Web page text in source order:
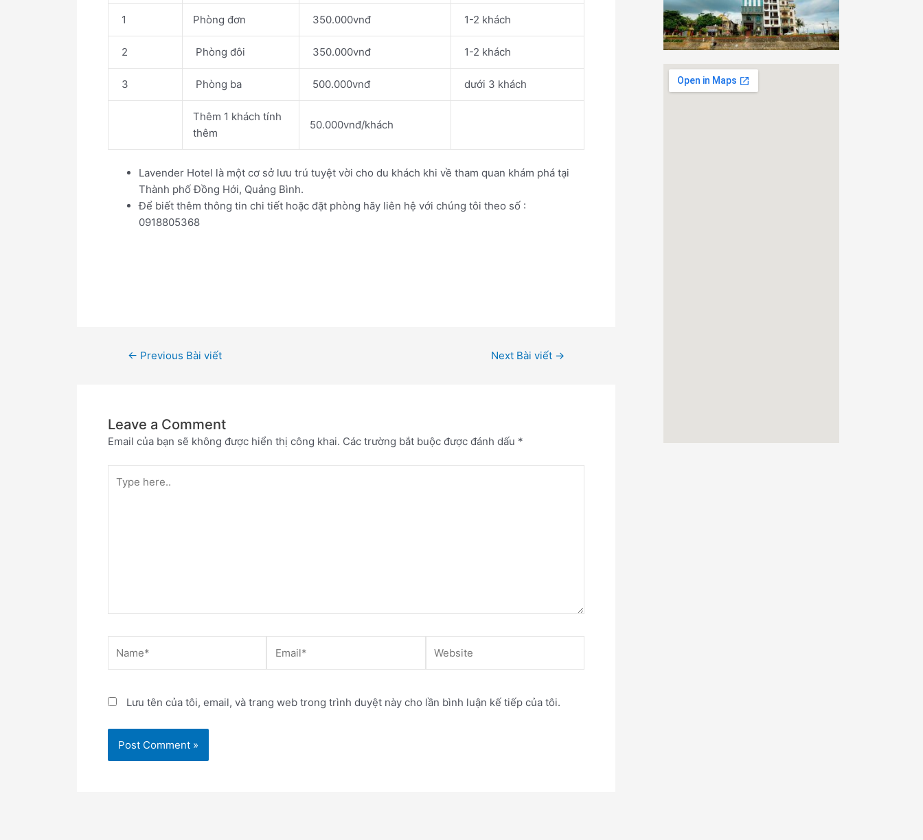
1 Phòng đơn 350.000vnđ 1-2 khách
2 Phòng đôi 350.000vnđ 1-2 khách
3 Phòng ba 500.000vnđ dưới 3 khách
Thêm 1 khách tính
thêm
50.000vnđ/khách
Lavender Hotel là một cơ sở lưu trú tuyệt vời cho du khách khi về tham quan khám phá tại
Thành phố Đồng Hới, Quảng Bình.
Để biết thêm thông tin chi tiết hoặc đặt phòng hãy liên hệ với chúng tôi theo số :
0918805368
← Previous Bài viết Next Bài viết →
Leave a Comment
Email của bạn sẽ không được hiển thị công khai. Các trường bắt buộc được đánh dấu *
here..
Lưu tên của tôi, email, và trang web trong trình duyệt này cho lần bình luận kế tiếp của tôi.